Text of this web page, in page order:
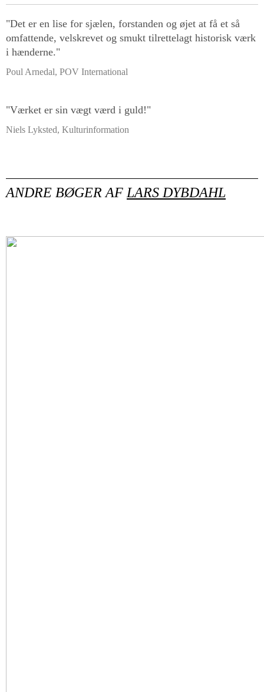
"Det er en lise for sjælen, forstanden og øjet at få et så
omfattende, velskrevet og smukt tilrettelagt historisk værk
i hænderne."
Poul Arnedal, POV International
"Værket er sin vægt værd i guld!"
Niels Lyksted, Kulturinformation
ANDRE BØGER AF LARS DYBDAHL